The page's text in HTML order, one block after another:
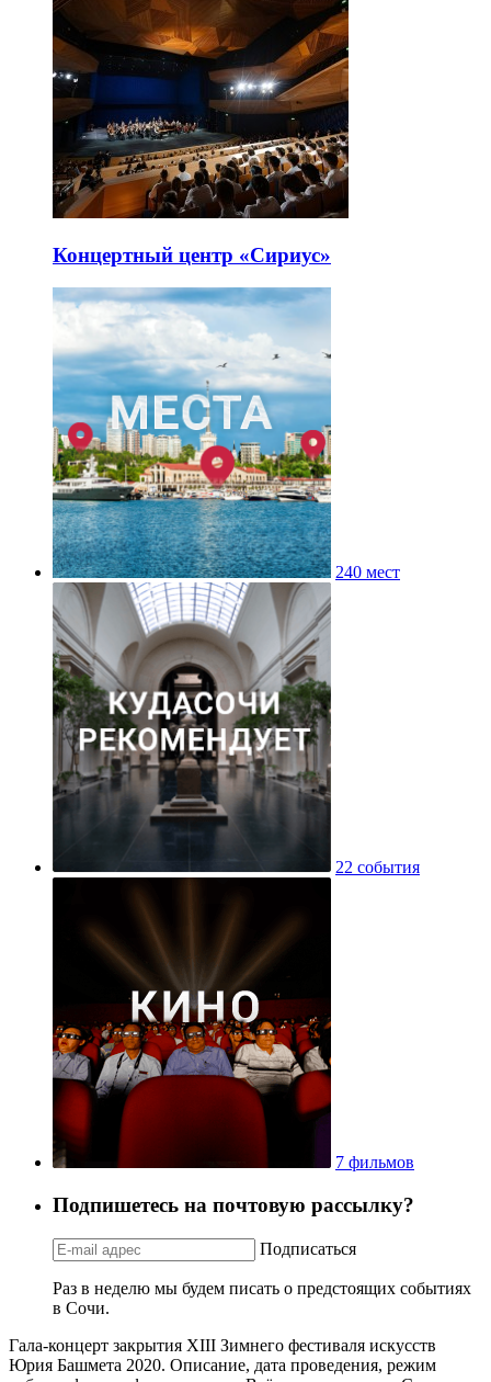
Концертный центр «Сириус»
240 мест
22 события
7 фильмов
Подпишетесь на почтовую рассылку?
Подписаться
Раз в неделю мы будем писать о предстоящих событиях
в Сочи.
Гала-концерт закрытия XIII Зимнего фестиваля искусств
Юрия Башмета 2020. Описание, дата проведения, режим